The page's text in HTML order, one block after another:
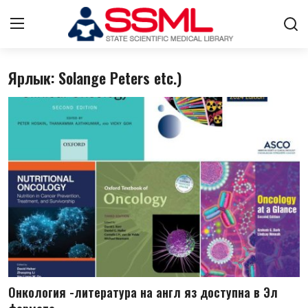
Авторизоваться регистр
Архив журналов Узбекистана
О нас
Лента
Контакты
Стратегический план развития
ГНМБ
Ярлык: Solange Peters etc.)
Онкология -литература на англ яз доступна в Эл